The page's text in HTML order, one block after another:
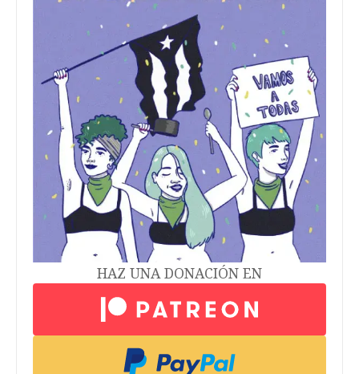
HAZ UNA DONACIÓN EN